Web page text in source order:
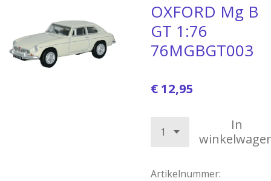
OXFORD Mg B
GT 1:76
76MGBGT003
€ 12,95
In
Artikelnummer: